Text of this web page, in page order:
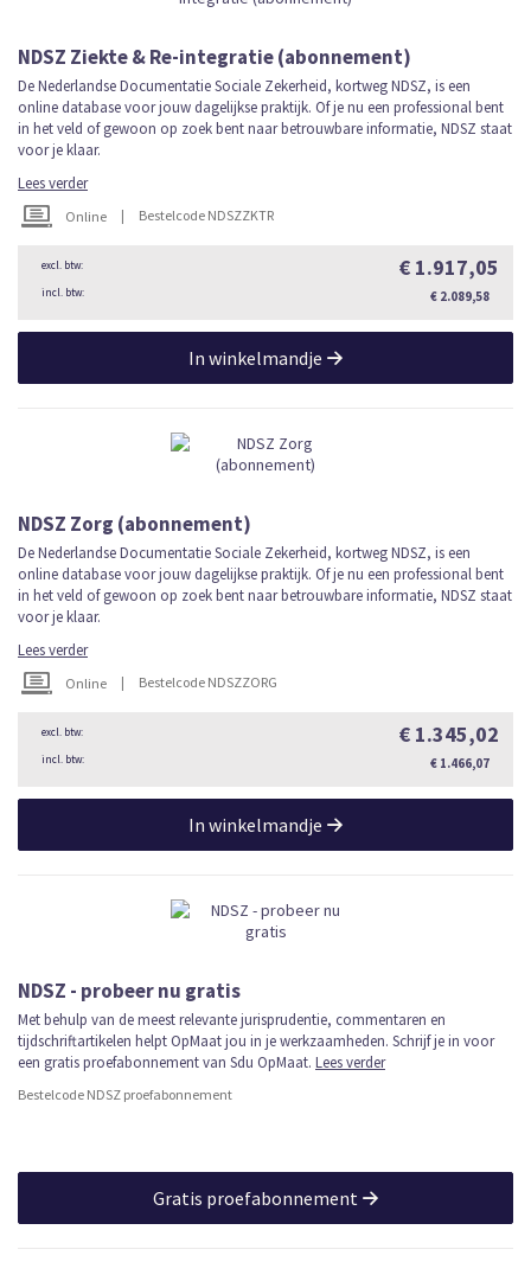
NDSZ Ziekte & Re-integratie (abonnement)
De Nederlandse Documentatie Sociale Zekerheid, kortweg NDSZ, is een
online database voor jouw dagelijkse praktijk. Of je nu een professional bent
in het veld of gewoon op zoek bent naar betrouwbare informatie, NDSZ staat
voor je klaar.
Lees verder
Online | Bestelcode NDSZZKTR
€ 1.917,05
€ 2.089,58
In winkelmandje
NDSZ Zorg (abonnement)
De Nederlandse Documentatie Sociale Zekerheid, kortweg NDSZ, is een
online database voor jouw dagelijkse praktijk. Of je nu een professional bent
in het veld of gewoon op zoek bent naar betrouwbare informatie, NDSZ staat
voor je klaar.
Lees verder
Online | Bestelcode NDSZZORG
€ 1.345,02
€ 1.466,07
In winkelmandje
NDSZ - probeer nu gratis
Met behulp van de meest relevante jurisprudentie, commentaren en
tijdschriftartikelen helpt OpMaat jou in je werkzaamheden. Schrijf je in voor
een gratis proefabonnement van Sdu OpMaat. Lees verder
Bestelcode NDSZ proefabonnement
Gratis proefabonnement